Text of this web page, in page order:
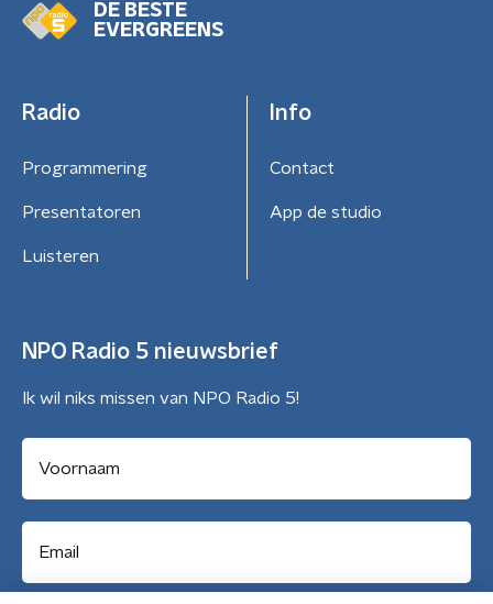
DE BESTE
EVERGREENS
Radio
Programmering
Presentatoren
Luisteren
Info
Contact
App de studio
NPO Radio 5 nieuwsbrief
Ik wil niks missen van NPO Radio 5!